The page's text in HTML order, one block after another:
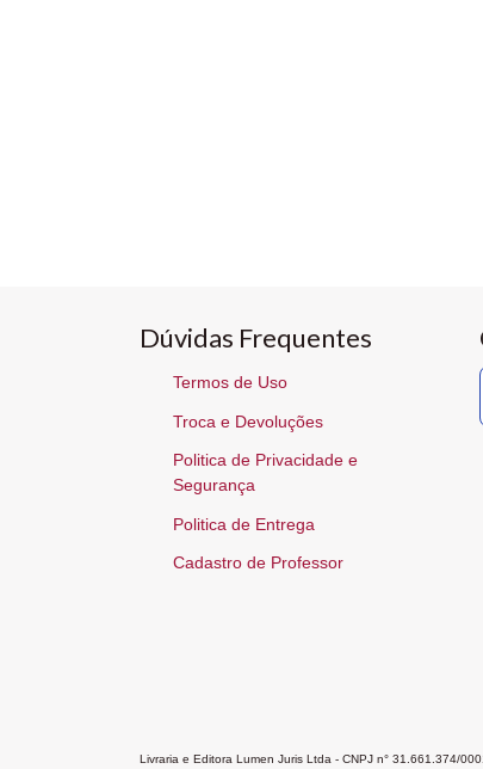
Dúvidas Frequentes
Termos de Uso
Troca e Devoluções
Politica de Privacidade e
Segurança
Politica de Entrega
Cadastro de Professor
Livraria e Editora Lumen Juris Ltda - CNPJ n° 31.661.374/